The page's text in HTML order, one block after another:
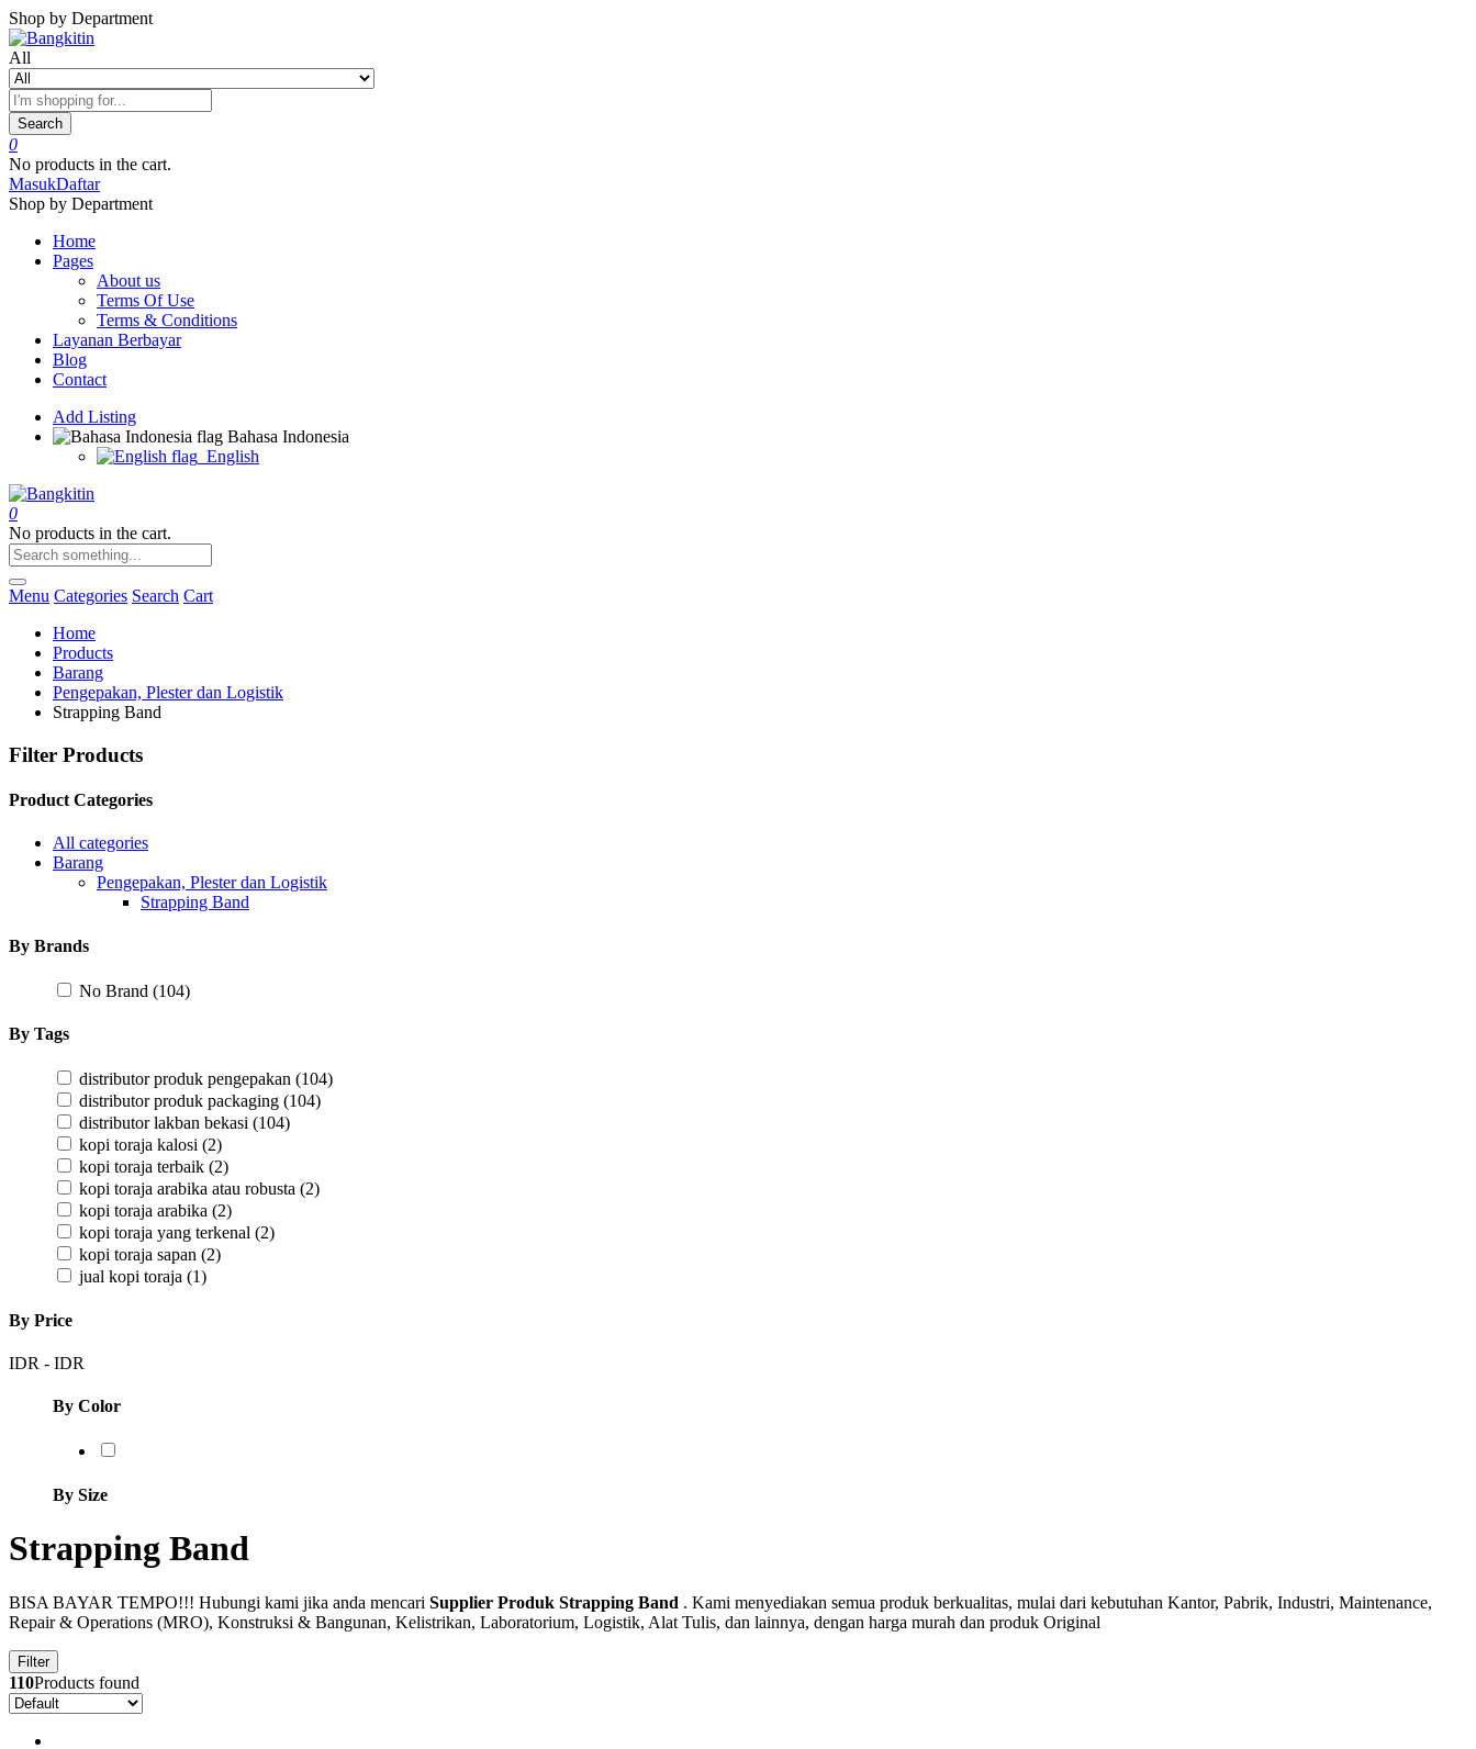
Shop by Department
All
Search
0
No products in the cart.
MasukDaftar
Shop by Department
Home
Pages
About us
Terms Of Use
Terms & Conditions
Layanan Berbayar
Blog
Contact
Add Listing
Bahasa Indonesia
English
0
No products in the cart.
Menu Categories Search Cart
Home
Products
Barang
Pengepakan, Plester dan Logistik
Strapping Band
Filter Products
Product Categories
All categories
Barang
Pengepakan, Plester dan Logistik
Strapping Band
By Brands
No Brand (104)
By Tags
distributor produk pengepakan (104)
distributor produk packaging (104)
distributor lakban bekasi (104)
kopi toraja kalosi (2)
kopi toraja terbaik (2)
kopi toraja arabika atau robusta (2)
kopi toraja arabika (2)
kopi toraja yang terkenal (2)
kopi toraja sapan (2)
jual kopi toraja (1)
By Price
IDR - IDR
By Color
By Size
Strapping Band
BISA BAYAR TEMPO!!! Hubungi kami jika anda mencari Supplier Produk Strapping Band . Kami menyediakan semua produk berkualitas, mulai dari kebutuhan Kantor, Pabrik, Industri, Maintenance,
Repair & Operations (MRO), Konstruksi & Bangunan, Kelistrikan, Laboratorium, Logistik, Alat Tulis, dan lainnya, dengan harga murah dan produk Original
Filter
110Products found